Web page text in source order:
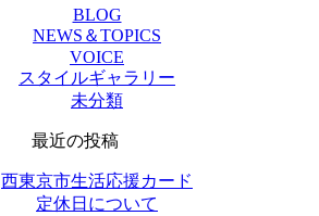
BLOG
NEWS＆TOPICS
VOICE
スタイルギャラリー
未分類
最近の投稿
西東京市生活応援カード
定休日について